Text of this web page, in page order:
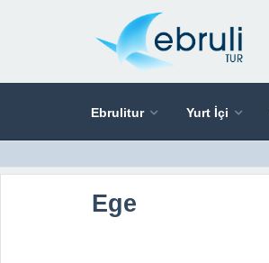
Ebrulitur Yurt İçi
Ege